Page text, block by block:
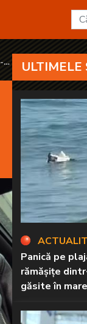
dimineții? -
a ULTIMELE
Panică pe
rămăşiţe
găsite în